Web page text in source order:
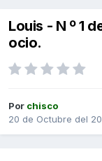
Louis - N º 1
ocio.
Por chisco
20 de Octubre del